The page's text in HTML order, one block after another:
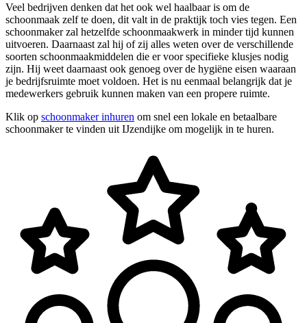
Veel bedrijven denken dat het ook wel haalbaar is om de
schoonmaak zelf te doen, dit valt in de praktijk toch vies tegen. Een
schoonmaker zal hetzelfde schoonmaakwerk in minder tijd kunnen
uitvoeren. Daarnaast zal hij of zij alles weten over de verschillende
soorten schoonmaakmiddelen die er voor specifieke klusjes nodig
zijn. Hij weet daarnaast ook genoeg over de hygiëne eisen waaraan
je bedrijfsruimte moet voldoen. Het is nu eenmaal belangrijk dat je
medewerkers gebruik kunnen maken van een propere ruimte.
Klik op schoonmaker inhuren om snel een lokale en betaalbare
schoonmaker te vinden uit IJzendijke om mogelijk in te huren.